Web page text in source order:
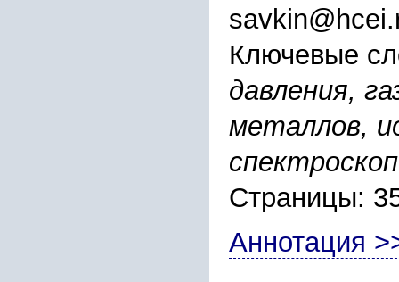
Ключевые
давления,
металлов,
Страницы:
Аннотация